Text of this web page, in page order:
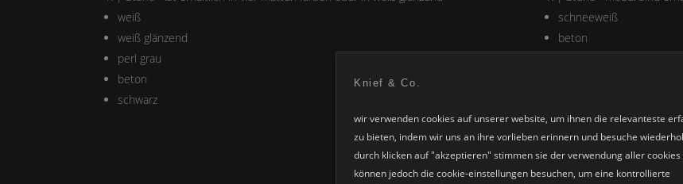
weiß
weiß glänzend
perl grau
beton
schwarz
schneeweiß
beton
kirsche
wenge
Knief & Co.
wir verwenden cookies auf unserer website, um ihnen die relevanteste
zu bieten, indem wir uns an ihre vorlieben erinnern und besuche
durch klicken auf "akzeptieren" stimmen sie der verwendung aller cookies
können jedoch die cookie-einstellungen besuchen, um eine kontrollierte